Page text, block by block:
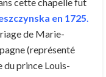
en 1725.
de Marie-
(représenté
du prince Louis-